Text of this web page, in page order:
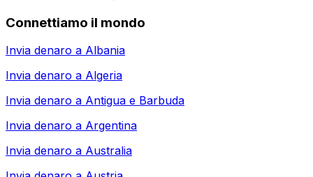
Connettiamo il mondo
Invia denaro a Albania
Invia denaro a Algeria
Invia denaro a Antigua e Barbuda
Invia denaro a Argentina
Invia denaro a Australia